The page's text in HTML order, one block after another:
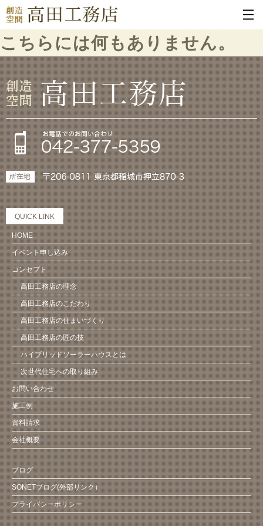
こちらには何もありません。
QUICK LINK
HOME
イベント申し込み
コンセプト
高田工務店の理念
高田工務店のこだわり
高田工務店の住まいづくり
高田工務店の匠の技
ハイブリッドソーラーハウスとは
次世代住宅への取り組み
お問い合わせ
施工例
資料請求
会社概要
ブログ
SONETブログ(外部リンク）
プライバシーポリシー